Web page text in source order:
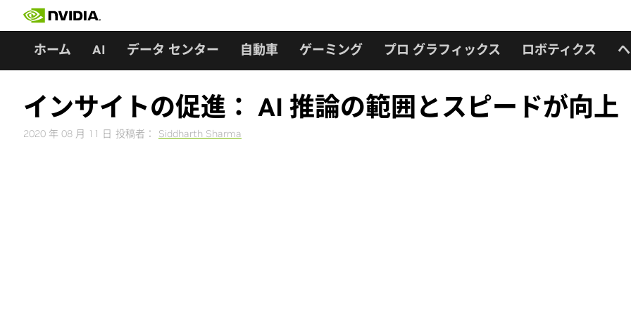
ホーム AI データ センター 自動車 ゲーミング プロ グラフィックス ロボティクス
インサイトの促進： AI 推論の範囲とスピードが向上
2020 年 08 月 11 日 投稿者： Siddharth Sharma